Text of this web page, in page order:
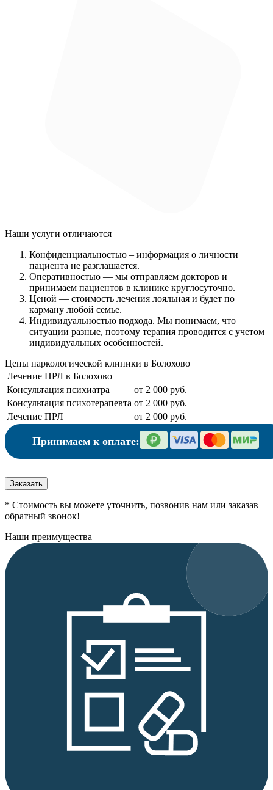
Наши услуги отличаются
Конфиденциальностью – информация о личности
пациента не разглашается.
Оперативностью — мы отправляем докторов и
принимаем пациентов в клинике круглосуточно.
Ценой — стоимость лечения лояльная и будет по
карману любой семье.
Индивидуальностью подхода. Мы понимаем, что
ситуации разные, поэтому терапия проводится с учетом
индивидуальных особенностей.
Цены наркологической клиники в Болохово
Лечение ПРЛ в Болохово
Консультация психиатра
от 2 000 руб.
Консультация психотерапевта от 2 000 руб.
Лечение ПРЛ
от 2 000 руб.
Принимаем к оплате:
Заказать
* Стоимость вы можете уточнить, позвонив нам или заказав
обратный звонок!
Наши преимущества